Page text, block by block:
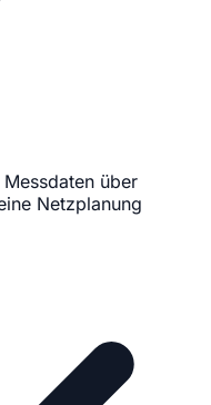
über
Netzplanung